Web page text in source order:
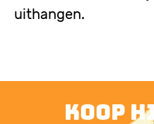
uithangen.
koop